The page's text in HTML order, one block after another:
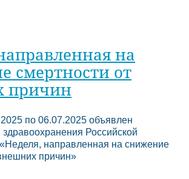
на
смертности от
причин
по 06.07.2025 объявлен
Российской
направленная на снижение
причин»